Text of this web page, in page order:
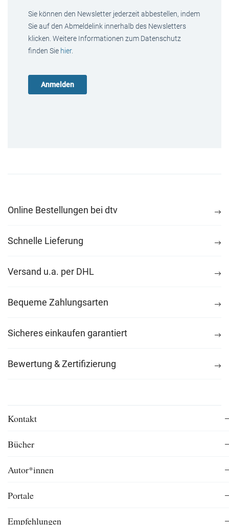
Sie können den Newsletter jederzeit abbestellen, indem
Sie auf den Abmeldelink innerhalb des Newsletters
klicken. Weitere Informationen zum Datenschutz
finden Sie hier.
Online Bestellungen bei dtv
Schnelle Lieferung
Versand u.a. per DHL
Bequeme Zahlungsarten
Sicheres einkaufen garantiert
Bewertung & Zertifizierung
Kontakt
Bücher
Autor*innen
Portale
Empfehlungen